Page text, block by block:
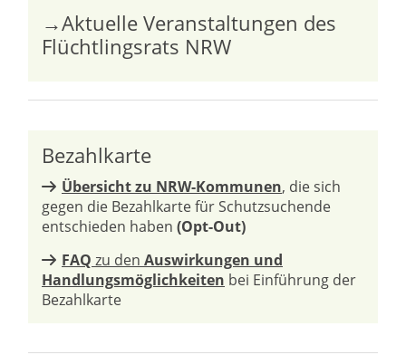
→Aktuelle Veranstaltungen des
Flüchtlingsrats NRW
Bezahlkarte
Übersicht zu NRW-Kommunen, die sich
gegen die Bezahlkarte für Schutzsuchende
entschieden haben (Opt-Out)
FAQ zu den Auswirkungen und
Handlungsmöglichkeiten bei Einführung der
Bezahlkarte